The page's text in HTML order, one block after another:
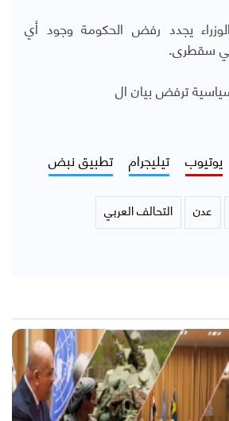
يجدد رفض الحكومة وجود أي
سقطرى.
يوتيوب تيليجرام تطبيق نبض
عدن
التحالف العربي